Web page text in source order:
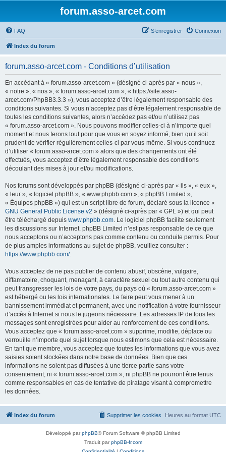
forum.asso-arcet.com
FAQ Connexion
S’enregistrer
Index du forum
forum.asso-arcet.com - Conditions d’utilisation
En accédant à « forum.asso-arcet.com » (désigné ci-après par « nous »,
« notre », « nos », « forum.asso-arcet.com », « https://site.asso-
arcet.com/PhpBB3.3.3 »), vous acceptez d’être légalement responsable des
conditions suivantes. Si vous n’acceptez pas d’être légalement responsable de
toutes les conditions suivantes, alors n’accédez pas et/ou n’utilisez pas
« forum.asso-arcet.com ». Nous pouvons modifier celles-ci à n’importe quel
moment et nous ferons tout pour que vous en soyez informé, bien qu’il soit
prudent de vérifier régulièrement celles-ci par vous-même. Si vous continuez
d’utiliser « forum.asso-arcet.com » alors que des changements ont été
effectués, vous acceptez d’être légalement responsable des conditions
découlant des mises à jour et/ou modifications.
Nos forums sont développés par phpBB (désigné ci-après par « ils », « eux »,
« leur », « logiciel phpBB », « www.phpbb.com », « phpBB Limited »,
« Équipes phpBB ») qui est un script libre de forum, déclaré sous la licence «
GNU General Public License v2 » (désigné ci-après par « GPL ») et qui peut
être téléchargé depuis www.phpbb.com. Le logiciel phpBB facilite seulement
les discussions sur Internet. phpBB Limited n’est pas responsable de ce que
nous acceptons ou n’acceptons pas comme contenu ou conduite permis. Pour
de plus amples informations au sujet de phpBB, veuillez consulter :
https://www.phpbb.com/.
Vous acceptez de ne pas publier de contenu abusif, obscène, vulgaire,
diffamatoire, choquant, menaçant, à caractère sexuel ou tout autre contenu qui
peut transgresser les lois de votre pays, du pays où « forum.asso-arcet.com »
est hébergé ou les lois internationales. Le faire peut vous mener à un
bannissement immédiat et permanent, avec une notification à votre fournisseur
d’accès à Internet si nous le jugeons nécessaire. Les adresses IP de tous les
messages sont enregistrées pour aider au renforcement de ces conditions.
Vous acceptez que « forum.asso-arcet.com » supprime, modifie, déplace ou
verrouille n’importe quel sujet lorsque nous estimons que cela est nécessaire.
En tant que membre, vous acceptez que toutes les informations que vous avez
saisies soient stockées dans notre base de données. Bien que ces
informations ne soient pas diffusées à une tierce partie sans votre
consentement, ni « forum.asso-arcet.com », ni phpBB ne pourront être tenus
comme responsables en cas de tentative de piratage visant à compromettre
les données.
Index du forum Heures au format UTC
Supprimer les cookies
Développé parphpBB® Forum Software © phpBB Limited
Traduit parphpBB-fr.com